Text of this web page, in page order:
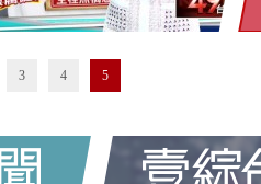
3 4 5